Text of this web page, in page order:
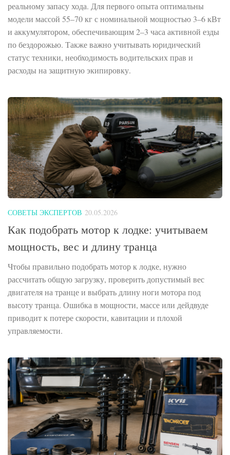
реальному запасу хода. Для первого опыта оптимальны
модели массой 55–70 кг с номинальной мощностью 3–6 кВт
и аккумулятором, обеспечивающим 2–3 часа активной езды
по бездорожью. Также важно учитывать юридический
статус техники, необходимость водительских прав и
расходы на защитную экипировку.
СОВЕТЫ ЭКСПЕРТОВ 20.05.2026
Как подобрать мотор к лодке: учитываем
мощность, вес и длину транца
Чтобы правильно подобрать мотор к лодке, нужно
рассчитать общую загрузку, проверить допустимый вес
двигателя на транце и выбрать длину ноги мотора под
высоту транца. Ошибка в мощности, массе или дейдвуде
приводит к потере скорости, кавитации и плохой
управляемости.